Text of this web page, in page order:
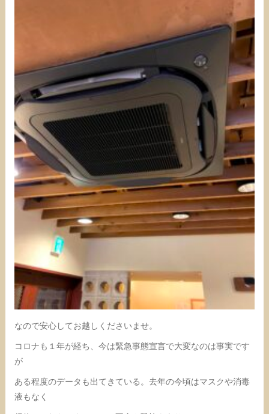
なので安心してお越しくださいませ。
コロナも１年が経ち、今は緊急事態宣言で大変なのは事実です
が
ある程度のデータも出てきている。去年の今頃はマスクや消毒
液もなく